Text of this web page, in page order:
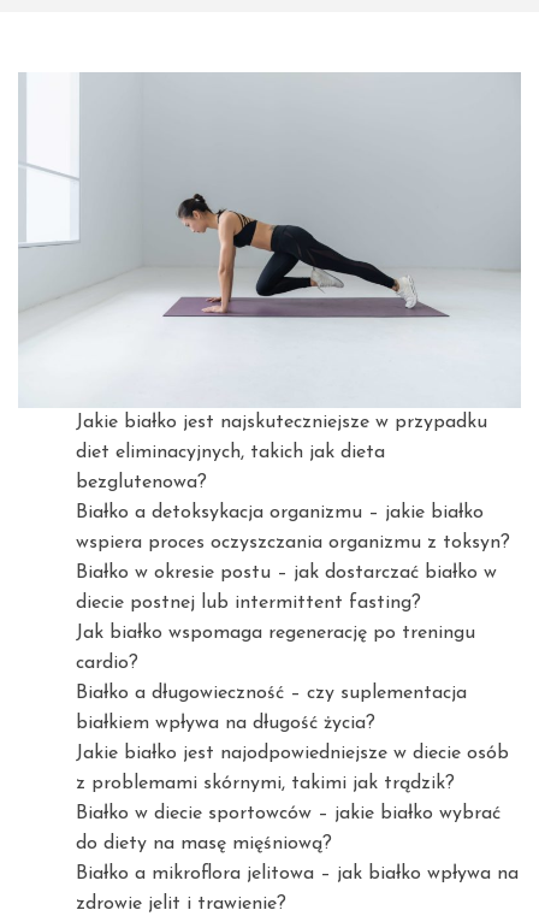
Jakie białko jest najskuteczniejsze w przypadku
diet eliminacyjnych, takich jak dieta
bezglutenowa?
Białko a detoksykacja organizmu – jakie białko
wspiera proces oczyszczania organizmu z toksyn?
Białko w okresie postu – jak dostarczać białko w
diecie postnej lub intermittent fasting?
Jak białko wspomaga regenerację po treningu
cardio?
Białko a długowieczność – czy suplementacja
białkiem wpływa na długość życia?
Jakie białko jest najodpowiedniejsze w diecie osób
z problemami skórnymi, takimi jak trądzik?
Białko w diecie sportowców – jakie białko wybrać
do diety na masę mięśniową?
Białko a mikroflora jelitowa – jak białko wpływa na
zdrowie jelit i trawienie?